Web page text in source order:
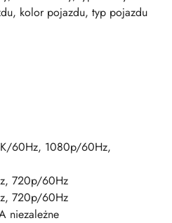
kolor pojazdu, typ pojazdu
60Hz, 1080p/60Hz,
720p/60Hz
720p/60Hz
niezależne